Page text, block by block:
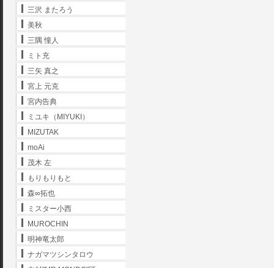
三沢 またろう
美秋
三隅 憧人
ミト充
三矢 真之
宮上 元克
宮内告典
ミユキ（MIYUKI）
MIZUTAK
moAi
茂木 左
もりもりもと
森∞拓也
ミスター小西
MUROCHIN
明神竜太郎
ナガマツシンタロウ